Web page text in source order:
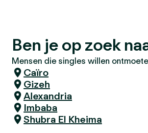
Ben je op zoek
Mensen die singles willen
Caïro
Gizeh
Alexandria
Imbaba
Shubra El Kheima